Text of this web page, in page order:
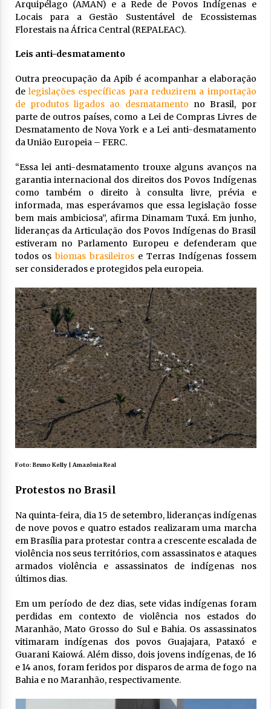
Arquipélago (AMAN) e a Rede de Povos Indígenas e
Locais para a Gestão Sustentável de Ecossistemas
Florestais na África Central (REPALEAC).
Leis anti-desmatamento
Outra preocupação da Apib é acompanhar a elaboração
delegislações específicas para reduzirem a importação
de produtos ligados ao desmatamento no Brasil, por
parte de outros países, como a Lei de Compras Livres de
Desmatamento de Nova York e a Lei anti-desmatamento
da União Europeia – FERC.
“Essa lei anti-desmatamento trouxe alguns avanços na
garantia internacional dos direitos dos Povos Indígenas
como também o direito à consulta livre, prévia e
informada, mas esperávamos que essa legislação fosse
bem mais ambiciosa”, afirma Dinamam Tuxá. Em junho,
lideranças da Articulação dos Povos Indígenas do Brasil
estiveram no Parlamento Europeu e defenderam que
todos osbiomas brasileiros e Terras Indígenas fossem
ser considerados e protegidos pela europeia.
Foto: Bruno Kelly | Amazônia Real
Protestos no Brasil
Na quinta-feira, dia 15 de setembro, lideranças indígenas
de nove povos e quatro estados realizaram uma marcha
em Brasília para protestar contra a crescente escalada de
violência nos seus territórios, com assassinatos e ataques
armados violência e assassinatos de indígenas nos
últimos dias.
Em um período de dez dias, sete vidas indígenas foram
perdidas em contexto de violência nos estados do
Maranhão, Mato Grosso do Sul e Bahia. Os assassinatos
vitimaram indígenas dos povos Guajajara, Pataxó e
Guarani Kaiowá. Além disso, dois jovens indígenas, de 16
e 14 anos, foram feridos por disparos de arma de fogo na
Bahia e no Maranhão, respectivamente.